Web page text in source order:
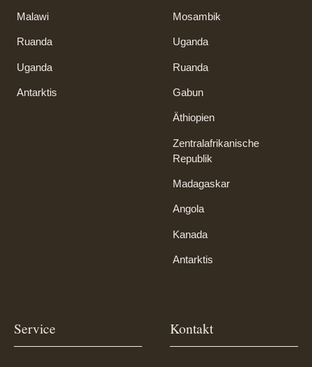
Malawi
Ruanda
Uganda
Antarktis
Mosambik
Uganda
Ruanda
Gabun
Äthiopien
Zentralafrikanische
Republik
Madagaskar
Angola
Kanada
Antarktis
Service Kontakt